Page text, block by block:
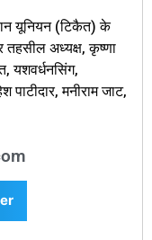
यूनियन (टिकैत) के
तहसील अध्यक्ष, कृष्णा
यशवर्धनसिंग,
पाटीदार, मनीराम जाट,